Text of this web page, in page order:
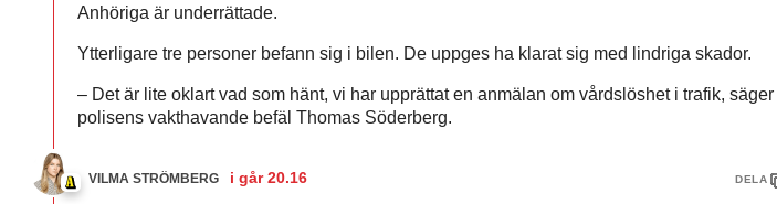
Anhöriga är underrättade.
Ytterligare tre personer befann sig i bilen. De uppges ha klarat sig med lindriga skador.
– Det är lite oklart vad som hänt, vi har upprättat en anmälan om vårdslöshet i trafik, säger
polisens vakthavande befäl Thomas Söderberg.
VILMA STRÖMBERG i går 20.16 DELA